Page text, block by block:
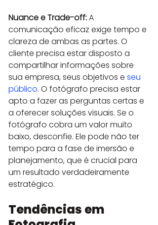
Nuance e Trade-off: A
comunicação eficaz exige tempo e
clareza de ambas as partes. O
cliente precisa estar disposto a
compartilhar informações sobre
sua empresa, seus objetivos e seu
público. O fotógrafo precisa estar
apto a fazer as perguntas certas e
a oferecer soluções visuais. Se o
fotógrafo cobra um valor muito
baixo, desconfie. Ele pode não ter
tempo para a fase de imersão e
planejamento, que é crucial para
um resultado verdadeiramente
estratégico.
Tendências em